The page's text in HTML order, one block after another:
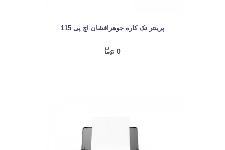
پرینتر تک کاره جوهرافشان اچ پی 115
0